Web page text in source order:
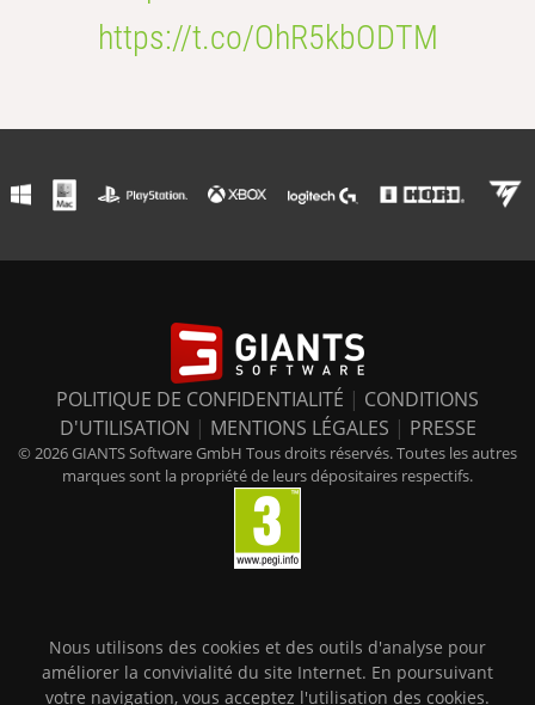
https://t.co/OhR5kbODTM
POLITIQUE DE CONFIDENTIALITÉ | CONDITIONS
D'UTILISATION | MENTIONS LÉGALES | PRESSE
© 2026 GIANTS Software GmbH Tous droits réservés. Toutes les autres
marques sont la propriété de leurs dépositaires respectifs.
Nous utilisons des cookies et des outils d'analyse pour
améliorer la convivialité du site Internet. En poursuivant
votre navigation, vous acceptez l'utilisation des cookies.